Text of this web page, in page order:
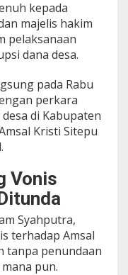
kepada
majelis hakim
pelaksanaan
dana desa.
pada Rabu
perkara
di Kabupaten
Kristi Sitepu
Vonis
Syahputra,
terhadap Amsal
tanpa penundaan
pun.